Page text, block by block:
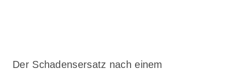
Der Schadensersatz nach einem